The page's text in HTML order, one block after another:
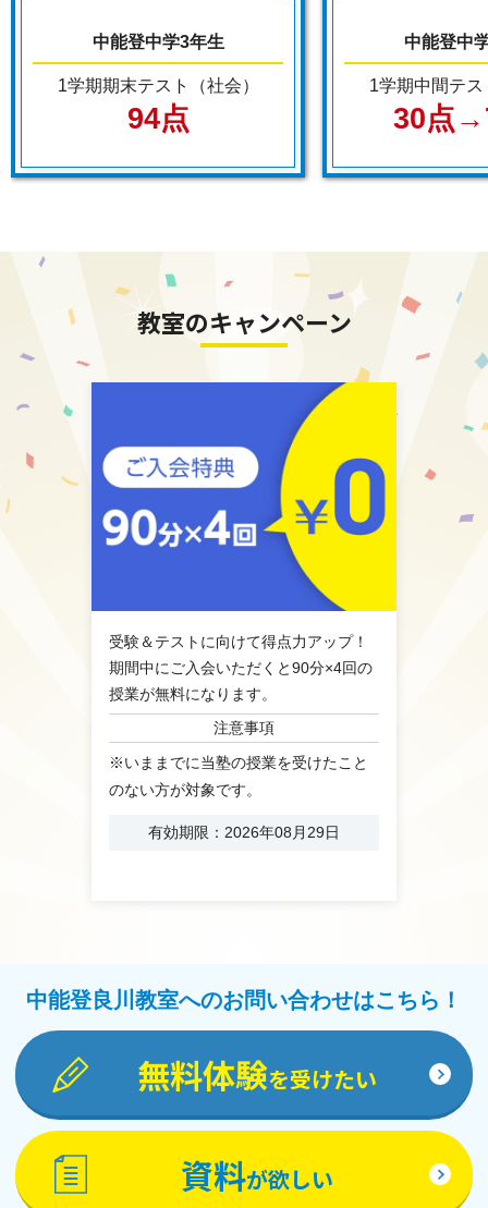
中能登中学3年生
1学期期末テスト（社会）
94点
中能登中
1学期中間テ
30点
教室のキャンペーン
受験＆テストに向けて得点力アップ！
期間中にご入会いただくと90分×4回の
授業が無料になります。
注意事項
※いままでに当塾の授業を受けたこと
のない方が対象です。
有効期限：2026年08月29日
中能登良川教室へのお問い合わせはこちら！
無料体験を受けたい
資料が欲しい